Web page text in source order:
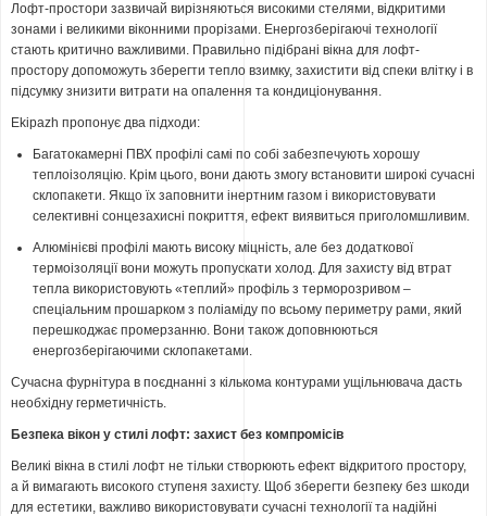
Лофт-простори зазвичай вирізняються високими стелями, відкритими
зонами і великими віконними прорізами. Енергозберігаючі технології
стають критично важливими. Правильно підібрані вікна для лофт-
простору допоможуть зберегти тепло взимку, захистити від спеки влітку і в
підсумку знизити витрати на опалення та кондиціонування.
Ekipazh пропонує два підходи:
Багатокамерні ПВХ профілі самі по собі забезпечують хорошу
теплоізоляцію. Крім цього, вони дають змогу встановити широкі сучасні
склопакети. Якщо їх заповнити інертним газом і використовувати
селективні сонцезахисні покриття, ефект виявиться приголомшливим.
Алюмінієві профілі мають високу міцність, але без додаткової
термоізоляції вони можуть пропускати холод. Для захисту від втрат
тепла використовують «теплий» профіль з терморозривом –
спеціальним прошарком з поліаміду по всьому периметру рами, який
перешкоджає промерзанню. Вони також доповнюються
енергозберігаючими склопакетами.
Сучасна фурнітура в поєднанні з кількома контурами ущільнювача дасть
необхідну герметичність.
Безпека вікон у стилі лофт: захист без компромісів
Великі вікна в стилі лофт не тільки створюють ефект відкритого простору,
а й вимагають високого ступеня захисту. Щоб зберегти безпеку без шкоди
для естетики, важливо використовувати сучасні технології та надійні